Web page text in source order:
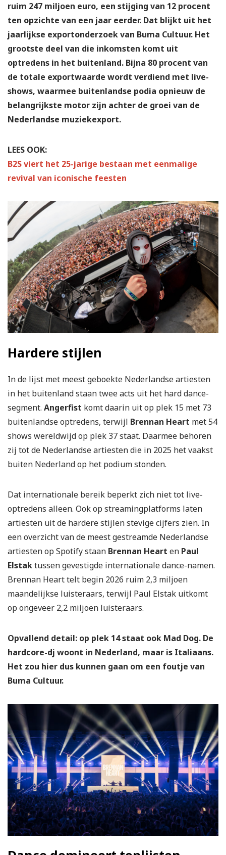
ruim 247 miljoen euro, een stijging van 12 procent
ten opzichte van een jaar eerder. Dat blijkt uit het
jaarlijkse exportonderzoek van Buma Cultuur. Het
grootste deel van die inkomsten komt uit
optredens in het buitenland. Bijna 80 procent van
de totale exportwaarde wordt verdiend met live-
shows, waarmee buitenlandse podia opnieuw de
belangrijkste motor zijn achter de groei van de
Nederlandse muziekexport.
LEES OOK:
B2S viert het 25-jarige bestaan met eenmalige
revival van iconische feesten
Hardere stijlen
In de lijst met meest geboekte Nederlandse artiesten
in het buitenland staan twee acts uit het hard dance-
segment. Angerfist komt daarin uit op plek 15 met 73
buitenlandse optredens, terwijl Brennan Heart met 54
shows wereldwijd op plek 37 staat. Daarmee behoren
zij tot de Nederlandse artiesten die in 2025 het vaakst
buiten Nederland op het podium stonden.
Dat internationale bereik beperkt zich niet tot live-
optredens alleen. Ook op streamingplatforms laten
artiesten uit de hardere stijlen stevige cijfers zien. In
een overzicht van de meest gestreamde Nederlandse
artiesten op Spotify staan Brennan Heart en Paul
Elstaktussen gevestigde internationale dance-namen.
Brennan Heart telt begin 2026 ruim 2,3 miljoen
maandelijkse luisteraars, terwijl Paul Elstak uitkomt
op ongeveer 2,2 miljoen luisteraars.
Opvallend detail: op plek 14 staat ook Mad Dog. De
hardcore-dj woont in Nederland, maar is Italiaans.
Het zou hier dus kunnen gaan om een foutje van
Buma Cultuur.